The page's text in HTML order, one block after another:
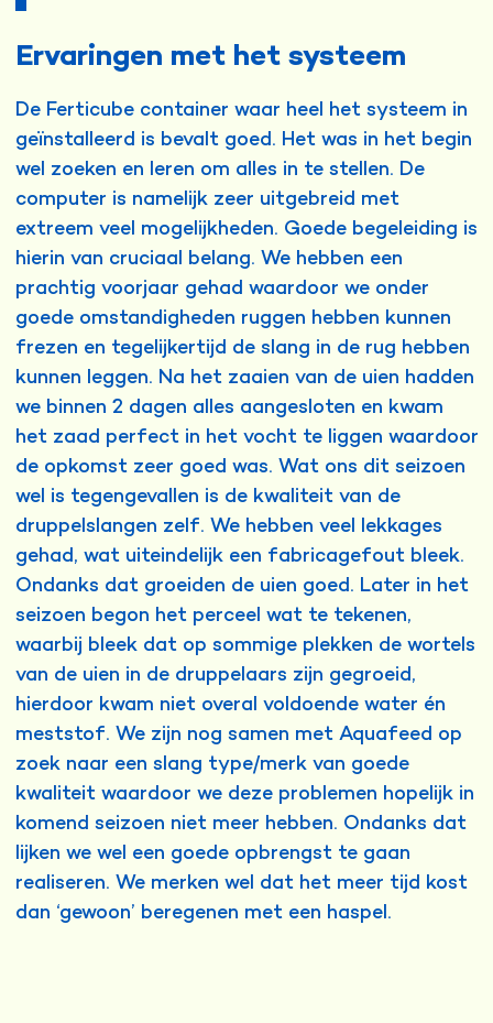
Ervaringen met het systeem
De Ferticube container waar heel het systeem in
geïnstalleerd is bevalt goed. Het was in het begin
wel zoeken en leren om alles in te stellen. De
computer is namelijk zeer uitgebreid met
extreem veel mogelijkheden. Goede begeleiding is
hierin van cruciaal belang. We hebben een
prachtig voorjaar gehad waardoor we onder
goede omstandigheden ruggen hebben kunnen
frezen en tegelijkertijd de slang in de rug hebben
kunnen leggen. Na het zaaien van de uien hadden
we binnen 2 dagen alles aangesloten en kwam
het zaad perfect in het vocht te liggen waardoor
de opkomst zeer goed was. Wat ons dit seizoen
wel is tegengevallen is de kwaliteit van de
druppelslangen zelf. We hebben veel lekkages
gehad, wat uiteindelijk een fabricagefout bleek.
Ondanks dat groeiden de uien goed. Later in het
seizoen begon het perceel wat te tekenen,
waarbij bleek dat op sommige plekken de wortels
van de uien in de druppelaars zijn gegroeid,
hierdoor kwam niet overal voldoende water én
meststof. We zijn nog samen met Aquafeed op
zoek naar een slang type/merk van goede
kwaliteit waardoor we deze problemen hopelijk in
komend seizoen niet meer hebben. Ondanks dat
lijken we wel een goede opbrengst te gaan
realiseren. We merken wel dat het meer tijd kost
dan ‘gewoon’ beregenen met een haspel.